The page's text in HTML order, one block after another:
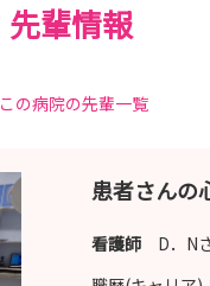
先輩情報
この病院の先輩一覧
患者さんの
看護師 D．N